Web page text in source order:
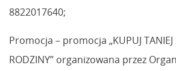
8822017640;
Promocja – promocja „KUPUJ TANIEJ
RODZINY” organizowana przez